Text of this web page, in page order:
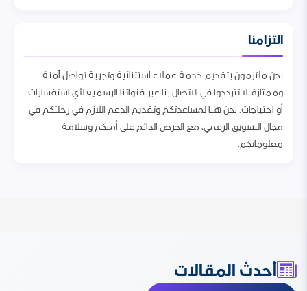
التزامنا
نحن ملتزمون بتقديم خدمة عملاء استثنائية وتجربة تواصل آمنة
وممتازة. لا تترددوا في الاتصال بنا عبر قنواتنا الرسمية لأي استفسارات
أو احتياجات. نحن هنا لمساعدتكم وتقديم الدعم اللازم في رحلتكم في
مجال التسويق الرقمي، مع الحرص الدائم على أمنكم وسلامة
معلوماتكم.
أحدث المقالات